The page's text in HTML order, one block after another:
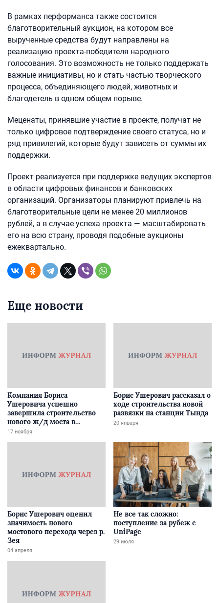
В рамках перформанса также состоится
благотворительный аукцион, на котором все
вырученные средства будут направлены на
реализацию проекта-победителя народного
голосования. Это возможность не только поддержать
важные инициативы, но и стать частью творческого
процесса, объединяющего людей, животных и
благодетель в одном общем порыве.
Меценаты, принявшие участие в проекте, получат не
только цифровое подтверждение своего статуса, но и
ряд привилегий, которые будут зависеть от суммы их
поддержки.
Проект реализуется при поддержке ведущих экспертов
в области цифровых финансов и банковских
организаций. Организаторы планируют привлечь на
благотворительные цели не менее 20 миллионов
рублей, а в случае успеха проекта — масштабировать
его на всю страну, проводя подобные аукционы
ежеквартально.
Еще новости
Компания Бориса
Ушеровича успешно
завершила строительство
нового ж/д моста в
Забайкалье
17 ноября
Борис Ушерович рассказал о
ходе строительства новой
развязки на станции Тында
20 января
Борис Ушерович оценил
значимость нового
мостового перехода через р.
Зея
04 апреля
Не все так сложно:
поступление за рубеж с
UniPage
29 июля